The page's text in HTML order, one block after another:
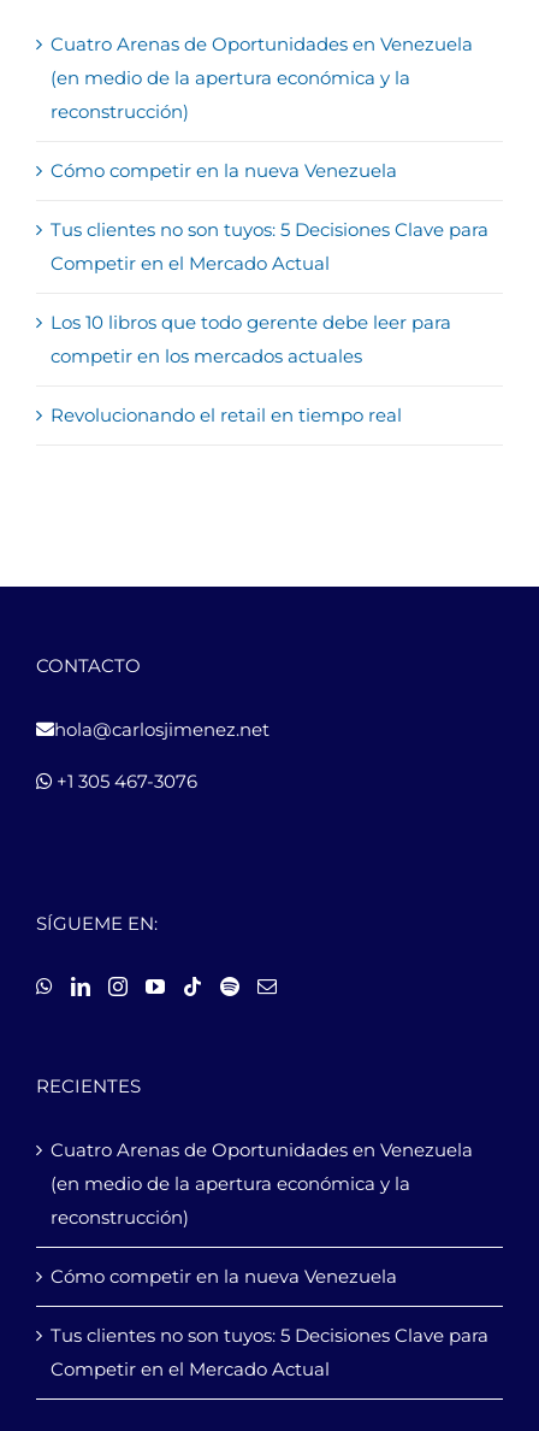
Cuatro Arenas de Oportunidades en Venezuela
(en medio de la apertura económica y la
reconstrucción)
Cómo competir en la nueva Venezuela
Tus clientes no son tuyos: 5 Decisiones Clave para
Competir en el Mercado Actual
Los 10 libros que todo gerente debe leer para
competir en los mercados actuales
Revolucionando el retail en tiempo real
CONTACTO
hola@carlosjimenez.net
+1 305 467-3076
SÍGUEME EN:
RECIENTES
Cuatro Arenas de Oportunidades en Venezuela
(en medio de la apertura económica y la
reconstrucción)
Cómo competir en la nueva Venezuela
Tus clientes no son tuyos: 5 Decisiones Clave para
Competir en el Mercado Actual